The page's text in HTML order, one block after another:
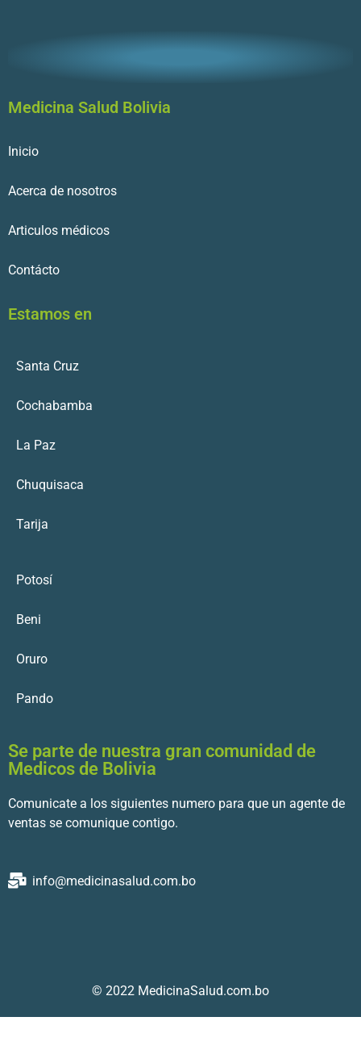
Medicina Salud Bolivia
Inicio
Acerca de nosotros
Articulos médicos
Contácto
Estamos en
Santa Cruz
Cochabamba
La Paz
Chuquisaca
Tarija
Potosí
Beni
Oruro
Pando
Se parte de nuestra gran comunidad de
Medicos de Bolivia
Comunicate a los siguientes numero para que un agente de
ventas se comunique contigo.
info@medicinasalud.com.bo
© 2022 MedicinaSalud.com.bo